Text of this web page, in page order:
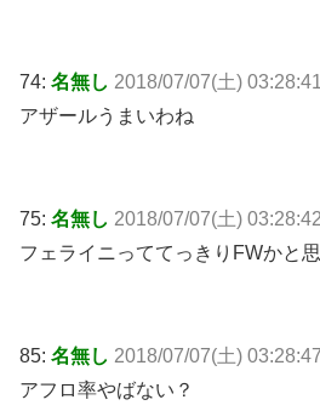
74: 名無し 2018/07/07(土)
アザールうまいわね
75: 名無し 2018/07/07(土)
フェライニっててっきりFWかと
85: 名無し 2018/07/07(土)
アフロ率やばない？